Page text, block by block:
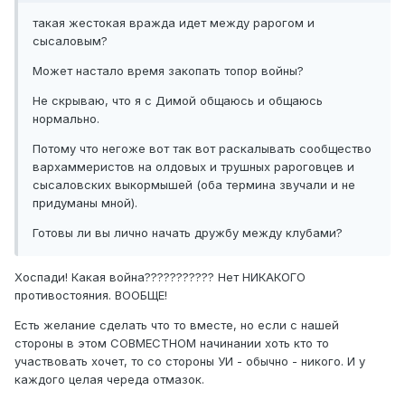
такая жестокая вражда идет между рарогом и
сысаловым?
Может настало время закопать топор войны?
Не скрываю, что я с Димой общаюсь и общаюсь
нормально.
Потому что негоже вот так вот раскалывать сообщество
вархаммеристов на олдовых и трушных рароговцев и
сысаловских выкормышей (оба термина звучали и не
придуманы мной).
Готовы ли вы лично начать дружбу между клубами?
Хоспади! Какая война??????????? Нет НИКАКОГО
противостояния. ВООБЩЕ!
Есть желание сделать что то вместе, но если с нашей
стороны в этом СОВМЕСТНОМ начинании хоть кто то
участвовать хочет, то со стороны УИ - обычно - никого. И у
каждого целая череда отмазок.